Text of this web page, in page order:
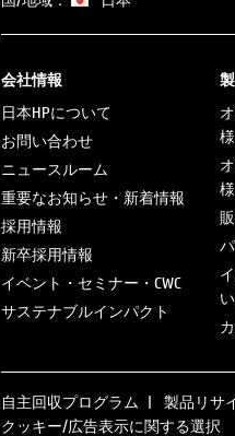
会社情報
日本HPについて
お問い合わせ
ニュースルーム
重要なお知らせ・新着情報
採用情報
新卒採用情報
イベント・セミナー・CWC
サステナブルインパクト
自主回収プログラム 製品リサ
クッキー/広告表示に関する選択